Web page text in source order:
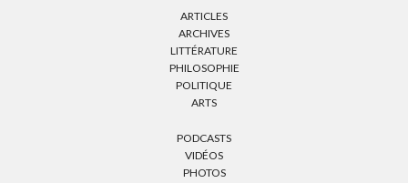
ARTICLES
ARCHIVES
LITTÉRATURE
PHILOSOPHIE
POLITIQUE
ARTS
PODCASTS
VIDÉOS
PHOTOS